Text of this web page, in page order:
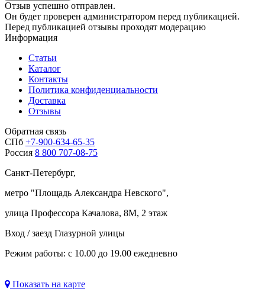
Отзыв успешно отправлен.
Он будет проверен администратором перед публикацией.
Перед публикацией отзывы проходят модерацию
Информация
Статьи
Каталог
Контакты
Политика конфиденциальности
Доставка
Отзывы
Обратная связь
СПб +7-900-634-65-35
Россия 8 800 707-08-75
Санкт-Петербург,
метро "Площадь Александра Невского",
улица Профессора Качалова, 8М, 2 этаж
Вход / заезд Глазурной улицы
Режим работы: с 10.00 до 19.00 ежедневно
Показать на карте